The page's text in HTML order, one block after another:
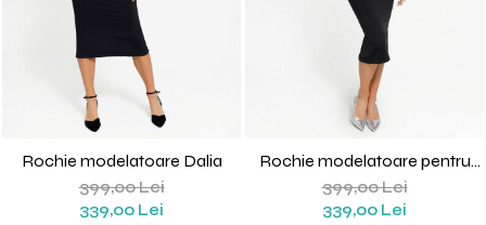
Rochie modelatoare Dalia
399,00 Lei
339,00 Lei
Rochie modelatoare pentru
alaptare
399,00 Lei
339,00 Lei